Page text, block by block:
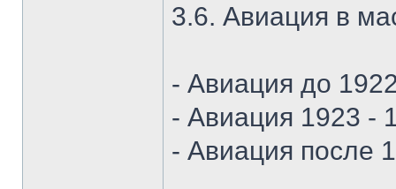
3.6. Авиация в
- Авиация до
- Авиация 1923 -
- Авиация после